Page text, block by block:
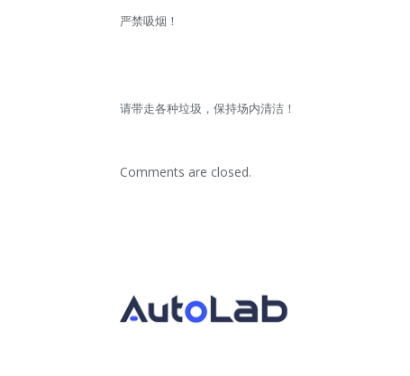
严禁吸烟！
请带走各种垃圾，保持场内清洁！
Comments are closed.